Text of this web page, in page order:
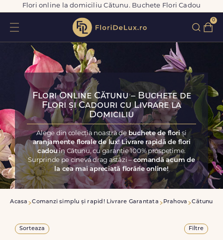
Flori online la domiciliu Cătunu. Buchete Flori Cadou
0
Flori Online Cătunu – Buchete de
Flori și Cadouri cu Livrare la
Domiciliu
Alege din colecția noastră de buchete de floriși
aranjamente florale de lux! Livrare rapidă de flori
cadouîn Cătunu, cu garanție 100% prospețime.
Surprinde pe cineva drag astăzi –comandă acum de
la cea mai apreciată florărie online!
Acasa Comanzi simplu și rapid! Livrare Garantata Prahova Cătunu
Sorteaza Filtre